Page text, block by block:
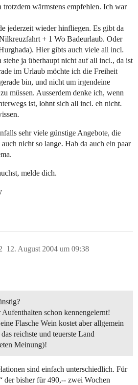
trotzdem wärmstens empfehlen. Ich war
jederzeit wieder hinfliegen. Es gibt da
+ 1 Wo Badeurlaub. Oder
Hier gibts auch viele all incl.
ja überhaupt nicht auf all incl., da ist
im Urlaub möchte ich die Freiheit
bin, und nicht um irgendeine
müssen. Ausserdem denke ich, wenn
ist, lohnt sich all incl. eh nicht.
sehr viele günstige Angebote, die
nicht so lange. Hab da auch ein paar
melde dich.
12. August 2004 um 09:38
schon kennengelernt!
Flasche Wein kostet aber allgemein
reichste und teuerste Land
Meinung)!
sind einfach unterschiedlich. Für
bisher für 490,-- zwei Wochen